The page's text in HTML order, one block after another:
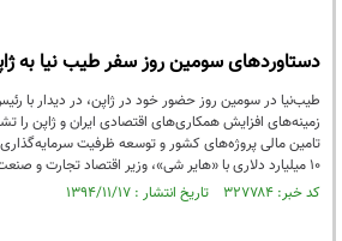
دستاوردهای سومین روز سفر طیب نیا به
طیب‌نیا در سومین روز حضور خود در ژاپن، در دیدار با
زمینه‌های افزایش همکاری‌های اقتصادی ایران و ژاپن را
تامین مالی پروژه‌های کشور و توسعه ظرفیت
10 میلیارد دلاری با «هایر شی»، وزیر اقتصاد تجارت و صنعت ژاپن به توافق رسید.
کد خبر: ۳۲۷۷۸۴ تاریخ انتشار : ۱۳۹۴/۱۱/۱۷